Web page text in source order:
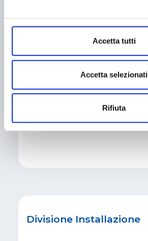
Accetta tutti
Accetta selezionati
Rifiuta
Divisione Engineering
Divisione Installazione